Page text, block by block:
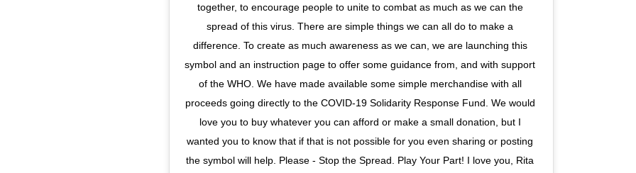
together, to encourage people to unite to combat as much as we can the
spread of this virus. There are simple things we can all do to make a
difference. To create as much awareness as we can, we are launching this
symbol and an instruction page to offer some guidance from, and with support
of the WHO. We have made available some simple merchandise with all
proceeds going directly to the COVID-19 Solidarity Response Fund. We would
love you to buy whatever you can afford or make a small donation, but I
wanted you to know that if that is not possible for you even sharing or posting
the symbol will help. Please - Stop the Spread. Play Your Part! I love you, Rita